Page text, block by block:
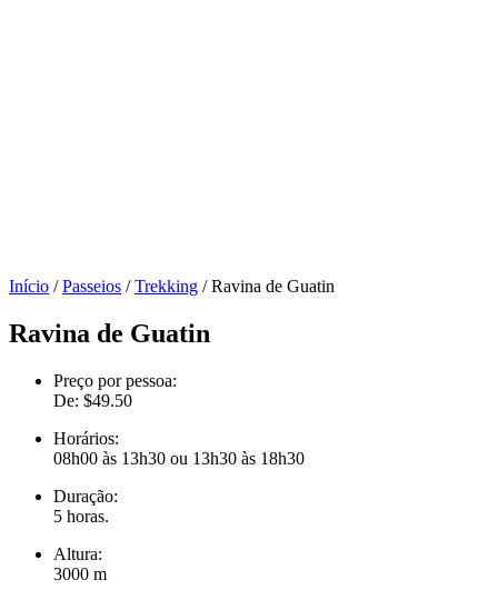
Início /Passeios /Trekking / Ravina de Guatin
Ravina de Guatin
Preço por pessoa:
De: $49.50
Horários:
08h00 às 13h30 ou 13h30 às 18h30
Duração:
5 horas.
Altura:
3000 m